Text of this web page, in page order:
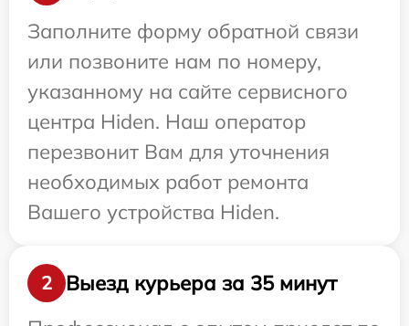
Заполните форму обратной связи
или позвоните нам по номеру,
указанному на сайте сервисного
центра Hiden. Наш оператор
перезвонит Вам для уточнения
необходимых работ ремонта
Вашего устройства Hiden.
2
Выезд курьера за 35 минут